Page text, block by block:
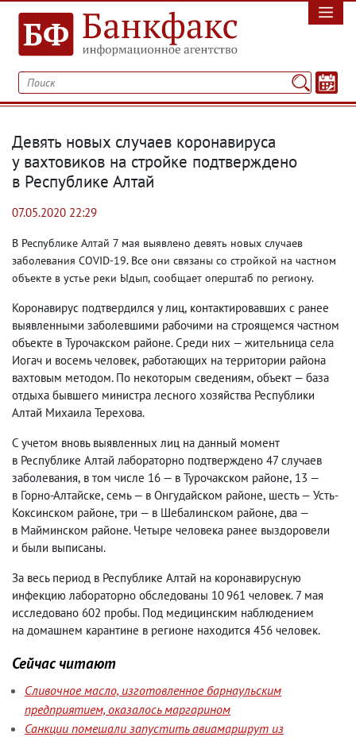
Девять новых случаев коронавируса
у вахтовиков на стройке подтверждено
в Республике Алтай
07.05.2020 22:29
В Республике Алтай 7 мая выявлено девять новых случаев
заболевания COVID-19. Все они связаны со стройкой на частном
объекте в устье реки Ыдып, сообщает оперштаб по региону.
Коронавирус подтвердился у лиц, контактировавших с ранее
выявленными заболевшими рабочими на строящемся частном
объекте в Турочакском районе. Среди них — жительница села
Иогач и восемь человек, работающих на территории района
вахтовым методом. По некоторым сведениям, объект — база
отдыха бывшего министра лесного хозяйства Республики
Алтай Михаила Терехова.
С учетом вновь выявленных лиц на данный момент
в Республике Алтай лабораторно подтверждено 47 случаев
заболевания, в том числе 16 — в Турочакском районе, 13 —
в Горно-Алтайске, семь — в Онгудайском районе, шесть — Усть-
Коксинском районе, три — в Шебалинском районе, два —
в Майминском районе. Четыре человека ранее выздоровели
и были выписаны.
За весь период в Республике Алтай на коронавирусную
инфекцию лабораторно обследованы 10 961 человек. 7 мая
исследовано 602 пробы. Под медицинским наблюдением
на домашнем карантине в регионе находится 456 человек.
Сейчас читают
Сливочное масло, изготовленное барнаульским
предприятием, оказалось маргарином
Санкции помешали запустить авиамаршрут из